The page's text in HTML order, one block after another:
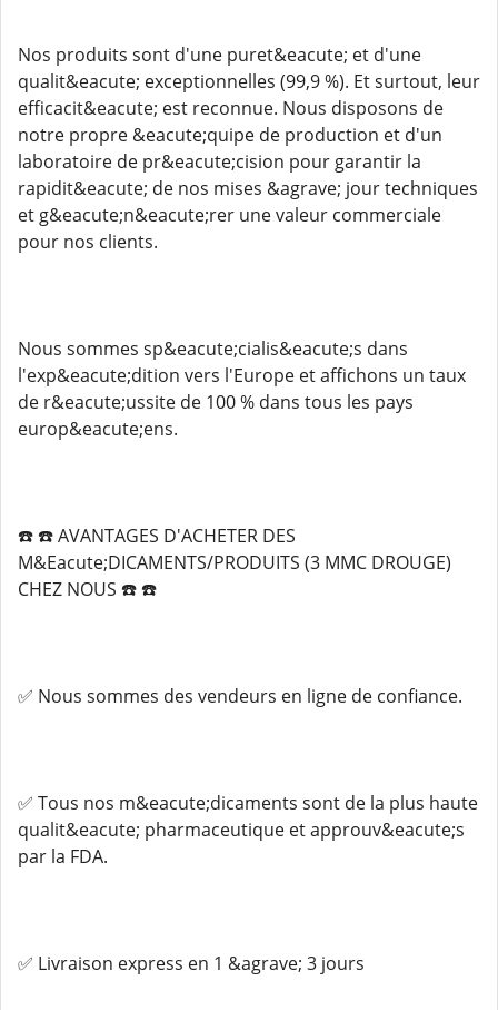
Nos produits sont d'une puret&eacute; et d'une
qualit&eacute; exceptionnelles (99,9 %). Et surtout, leur
efficacit&eacute; est reconnue. Nous disposons de
notre propre &eacute;quipe de production et d'un
laboratoire de pr&eacute;cision pour garantir la
rapidit&eacute; de nos mises &agrave; jour techniques
et g&eacute;n&eacute;rer une valeur commerciale
pour nos clients.
Nous sommes sp&eacute;cialis&eacute;s dans
l'exp&eacute;dition vers l'Europe et affichons un taux
de r&eacute;ussite de 100 % dans tous les pays
europ&eacute;ens.
☎️ ☎️ AVANTAGES D'ACHETER DES
M&Eacute;DICAMENTS/PRODUITS (3 MMC DROUGE)
CHEZ NOUS ☎️ ☎️
✅ Nous sommes des vendeurs en ligne de confiance.
✅ Tous nos m&eacute;dicaments sont de la plus haute
qualit&eacute; pharmaceutique et approuv&eacute;s
par la FDA.
✅ Livraison express en 1 &agrave; 3 jours